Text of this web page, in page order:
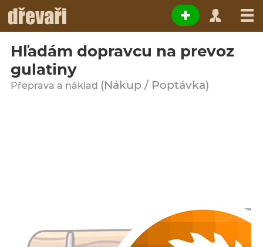
Hľadám dopravcu na prevoz
gulatiny
Přeprava a náklad (Nákup / Poptávka)